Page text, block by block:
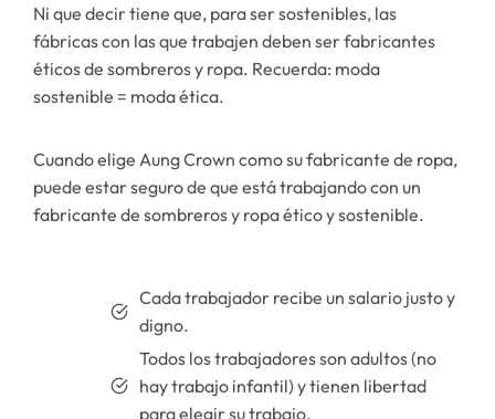
Ni que decir tiene que, para ser sostenibles, las
fábricas con las que trabajen deben ser fabricantes
éticos de sombreros y ropa. Recuerda: moda
sostenible = moda ética.
Cuando elige Aung Crown como su fabricante de ropa,
puede estar seguro de que está trabajando con un
fabricante de sombreros y ropa ético y sostenible.
Cada trabajador recibe un salario justo y
digno.
Todos los trabajadores son adultos (no
hay trabajo infantil) y tienen libertad
para elegir su trabajo.